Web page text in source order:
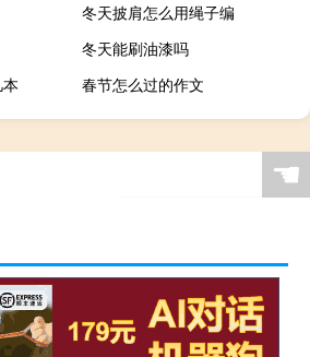
冬天披肩怎么用绳子编
冬天能刷油漆吗
春节怎么过的作文
☚